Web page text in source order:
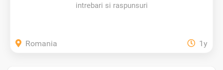
intrebari si raspunsuri
Romania 1y